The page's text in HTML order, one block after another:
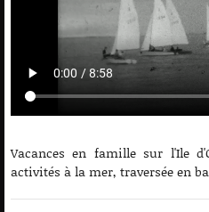
Vacances en famille sur l'Ile
activités à la mer, traversée en